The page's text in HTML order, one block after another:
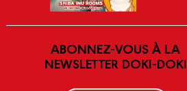
ABONNEZ-VOUS À LA
NEWSLETTER DOKI-DOKI